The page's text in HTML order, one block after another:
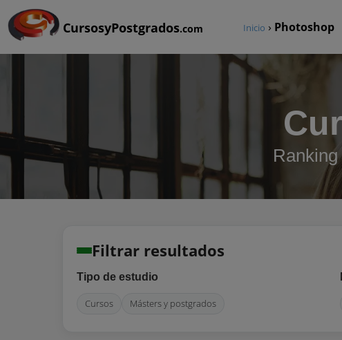
CursosyPostgrados.com Inicio › Photoshop
Filtrar resultados
Tipo de estudio
Cursos Másters y postgrados